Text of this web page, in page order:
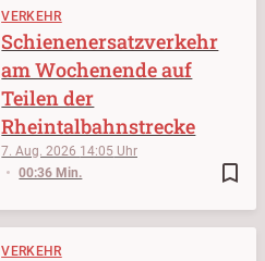
VERKEHR
bookmark_border
7. Aug. 2026 14:05
00:36 Min.
Schienenersatzverkehr
am Wochenende auf
Teilen der
Rheintalbahnstrecke
VERKEHR